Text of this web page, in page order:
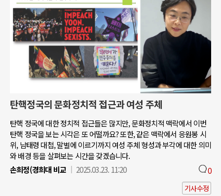
탄핵정국의 문화정치적 접근과 여성 주체
탄핵 정국에 대한 정치적 접근들은 많지만, 문화정치적 맥락에서 이번
탄핵 정국을 보는 시각은 또 어떨까요? 또한, 같은 맥락에서 응원봉 시
위, 남태령 대첩, 말벌에 이르기까지 여성 주체 형성과 부각에 대한 의미
와 배경 등을 살펴보는 시간을 갖겠습니다.
손희정(경희대 비교
2025.03.23. 11:20 0
기사수정